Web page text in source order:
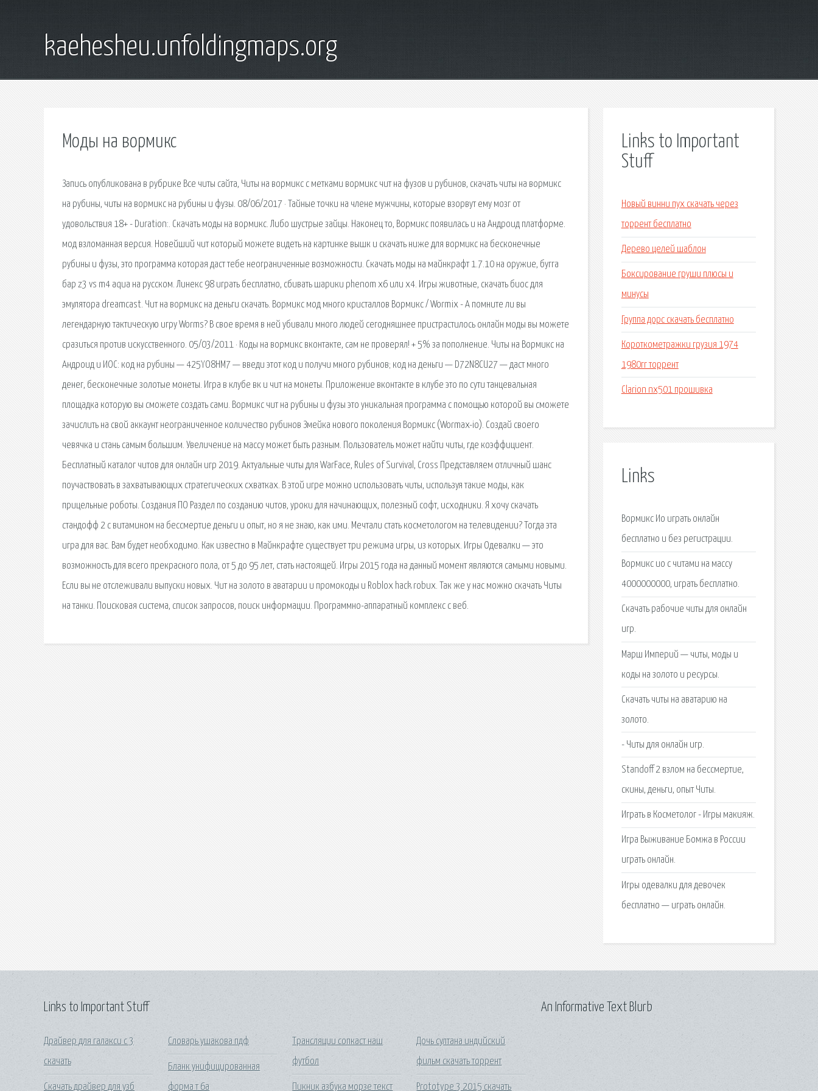
kaehesheu.unfoldingmaps.org
Моды на вормикс
Запись опубликована в рубрике Все читы сайта, Читы на вормикс с метками вормикс чит на фузов и рубинов, скачать читы на вормикс
на рубины, читы на вормикс на рубины и фузы. 08/06/2017 · Тайные точки на члене мужчины, которые взорвут ему мозг от
удовольствия 18+ - Duration:. Скачать моды на вормикс. Либо шустрые зайцы. Наконец то, Вормикс появилась и на Андроид платформе.
мод взломанная версия. Новейший чит который можете видеть на картинке вышк и скачать ниже для вормикс на бесконечные
рубины и фузы, это программа которая даст тебе неограниченные возможности. Скачать моды на майнкрафт 1.7.10 на оружие, бугга
бар z3 vs m4 aqua на русском. Линекс 98 играть бесплатно, сбивать шарики phenom x6 или x4. Игры животные, скачать биос для
эмулятора dreamcast. Чит на вормикс на деньги скачать. Вормикс мод много кристаллов Вормикс / Wormix - А помните ли вы
легендарную тактическую игру Worms? В свое время в ней убивали много людей сегодняшнее пристрастилось онлайн моды вы можете
сразиться против искусственного. 05/03/2011 · Коды на вормикс вконтакте, сам не проверял! + 5% за пополнение. Читы на Вормикс на
Андроид и ИОС: код на рубины — 425YO8HM7 — введи этот код и получи много рубинов; код на деньги — D72N8CU27 — даст много
денег, бесконечные золотые монеты. Игра в клубе вк и чит на монеты. Приложение вконтакте в клубе это по сути танцевальная
площадка которую вы сможете создать сами. Вормикс чит на рубины и фузы это уникальная программа с помощью которой вы сможете
зачислить на свой аккаунт неограниченное количество рубинов Змейка нового поколения Вормикс (Wormax-io). Создай своего
чевячка и стань самым большим. Увеличение на массу может быть разным. Пользователь может найти читы, где коэффициент.
Бесплатный каталог читов для онлайн игр 2019. Актуальные читы для WarFace, Rules of Survival, Cross Представляем отличный шанс
поучаствовать в захватывающих стратегических схватках. В этой игре можно использовать читы, используя такие моды, как
прицельные роботы. Создания ПО Раздел по созданию читов, уроки для начинающих, полезный софт, исходники. Я хочу скачать
стандофф 2 с витамином на бессмертие деньги и опыт, но я не знаю, как ими. Мечтали стать косметологом на телевидении? Тогда эта
игра для вас. Вам будет необходимо. Как известно в Майнкрафте существует три режима игры, из которых. Игры Одевалки — это
возможность для всего прекрасного пола, от 5 до 95 лет, стать настоящей. Игры 2015 года на данный момент являются самыми новыми.
Если вы не отслеживали выпуски новых. Чит на золото в аватарии и промокоды и Roblox hack robux. Так же у нас можно скачать Читы
на танки. Поисковая сиcтема, список запросов, поиск информации. Программно-аппаратный комплекс с веб.
Links to Important
Stuff
Новый винни пух скачать через
торрент бесплатно
Дерево целей шаблон
Боксирование груши плюсы и
минусы
Группа дорс скачать бесплатно
Короткометражки грузия 1974
1980гг торрент
Clarion nx501 прошивка
Links
Вормикс Ио играть онлайн
бесплатно и без регистрации.
Вормикс ио с читами на массу
4000000000, играть бесплатно.
Cкачать рабочие читы для онлайн
игр.
Марш Империй — читы, моды и
коды на золото и ресурсы.
Скачать читы на аватарию на
золото.
- Читы для онлайн игр.
Standoff 2 взлом на бессмертие,
скины, деньги, опыт Читы.
Играть в Косметолог - Игры макияж.
Игра Выживание Бомжа в России
играть онлайн.
Игры одевалки для девочек
бесплатно — играть онлайн.
Links to Important Stuff
Драйвер для галакси с 3
скачать
Скачать драйвер для узб
Словарь ушакова пдф
Бланк унифицированная
форма т 6а
Трансляции сопкаст наш
футбол
Пикник азбука морзе текст
Дочь султана индийский
фильм скачать торрент
Prototype 3 2015 скачать
An Informative Text Blurb